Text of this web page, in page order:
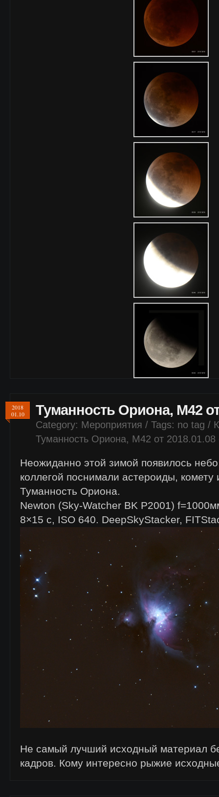
2018
01.10
Туманность Ориона, М42
Category: Мероприятия / Tags: no tag /
Туманность Ориона, М42 от 2018.01.08
Неожиданно этой зимой появилось
коллегой поснимали астероиды, комету
Туманность Ориона.
Newton (Sky-Watcher BK P2001)
8×15 с, ISO 640. DeepSkyStacker,
Не самый лучший исходный материал
кадров. Кому интересно рыжие